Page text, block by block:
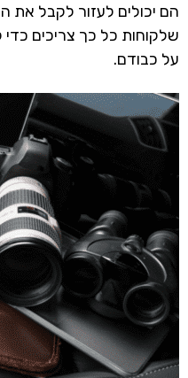
הם יכולים לעזור לקבל את
שלקוחות כל כך צריכים
על כבודם.